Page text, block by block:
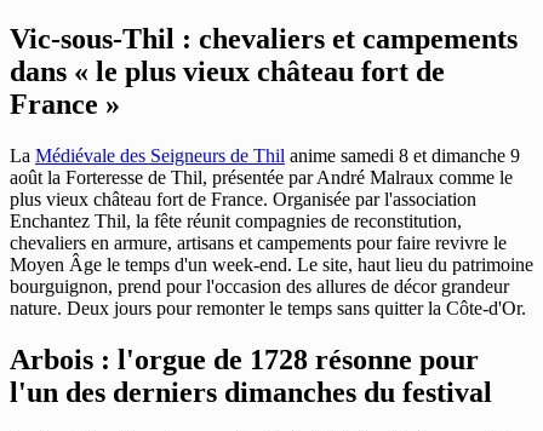
Vic-sous-Thil : chevaliers et campements
dans « le plus vieux château fort de
France »
La Médiévale des Seigneurs de Thil anime samedi 8 et dimanche 9
août la Forteresse de Thil, présentée par André Malraux comme le
plus vieux château fort de France. Organisée par l'association
Enchantez Thil, la fête réunit compagnies de reconstitution,
chevaliers en armure, artisans et campements pour faire revivre le
Moyen Âge le temps d'un week-end. Le site, haut lieu du patrimoine
bourguignon, prend pour l'occasion des allures de décor grandeur
nature. Deux jours pour remonter le temps sans quitter la Côte-d'Or.
Arbois : l'orgue de 1728 résonne pour
l'un des derniers dimanches du festival